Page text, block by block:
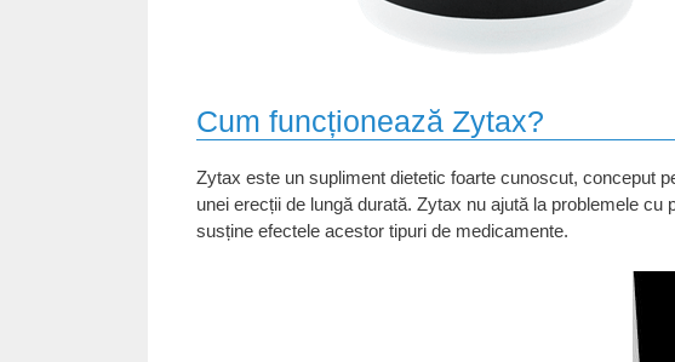
Cum funcționează Zytax?
Zytax este un supliment dietetic foarte cunoscut, conceput
unei erecții de lungă durată. Zytax nu ajută la problemele
susține efectele acestor tipuri de medicamente.